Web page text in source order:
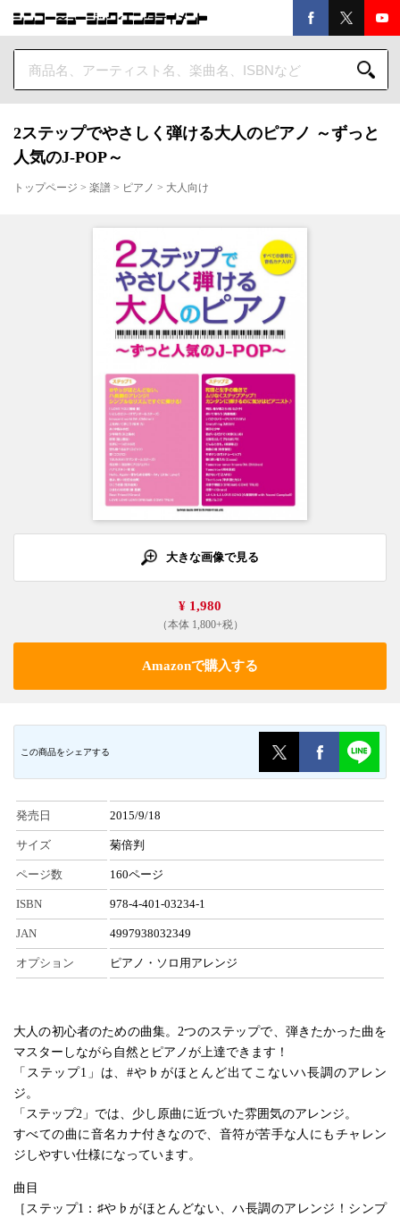
2ステップでやさしく弾ける大人のピアノ ～ずっと
人気のJ-POP～
トップページ > 楽譜 > ピアノ > 大人向け
大きな画像で見る
¥ 1,980
（本体 1,800+税）
Amazonで購入する
この商品をシェアする
発売日 2015/9/18
サイズ 菊倍判
ページ数 160ページ
ISBN 978-4-401-03234-1
JAN 4997938032349
オプション ピアノ・ソロ用アレンジ
大人の初心者のための曲集。2つのステップで、弾きたかった曲を
マスターしながら自然とピアノが上達できます！
「ステップ1」は、#や♭がほとんど出てこないハ長調のアレン
ジ。
「ステップ2」では、少し原曲に近づいた雰囲気のアレンジ。
すべての曲に音名カナ付きなので、音符が苦手な人にもチャレン
ジしやすい仕様になっています。
曲目
［ステップ1：♯や♭がほとんどない、ハ長調のアレンジ！シンプ